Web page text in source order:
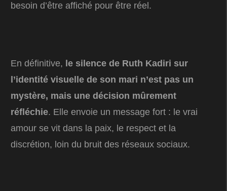
besoin d’être affiché pour être réel.
En définitive, le silence de Ruth Kadiri sur
l’identité visuelle de son mari n’est pas un
mystère, mais une décision mûrement
réfléchie. Elle envoie un message fort : le vrai
amour se vit dans la paix, le respect et la
discrétion, loin du bruit des réseaux sociaux.